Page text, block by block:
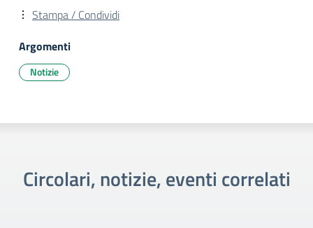
Stampa / Condividi
Argomenti
Notizie
Circolari, notizie, eventi correlati